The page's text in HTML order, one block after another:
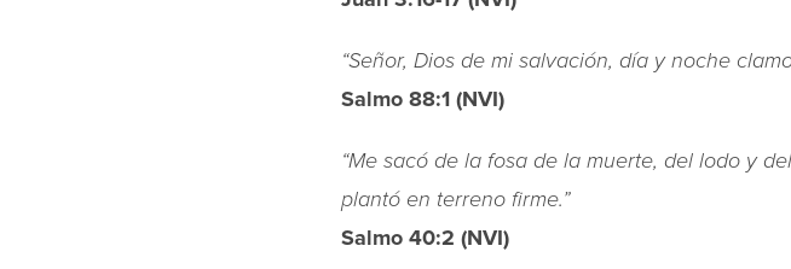
“Señor, Dios de mi salvación, día y noche
Salmo‬ ‭88:1‬ ‭(NVI)‬‬
“Me sacó de la fosa de la muerte, del lodo y
plantó en terreno firme.”‬‬‬‬‬‬‬‬‬‬‬‬‬‬
Salmo‬ ‭40:2‬ ‭(NVI)